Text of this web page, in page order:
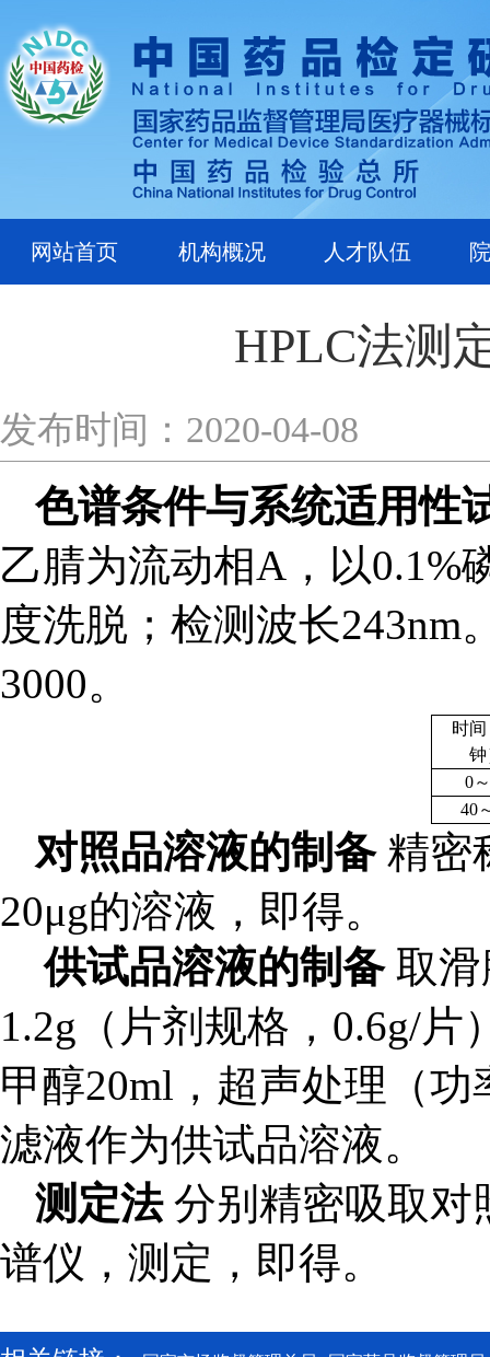
网站首页 机构概况 人才队伍
HPLC法测
发布时间：2020-04-08
色谱条件与系统适用性
乙腈为流动相A，以0.1%
度洗脱；检测波长
3000。
时
钟
0
40
对照品溶液的制备 精密
20μg的溶液，即得。
供试品溶液的制备取滑
1.2g（片剂规格，0.6g/
甲醇20ml，超声处理（
滤液作为供试品溶液。
测定法分别精密吸取对
谱仪，测定，即得。